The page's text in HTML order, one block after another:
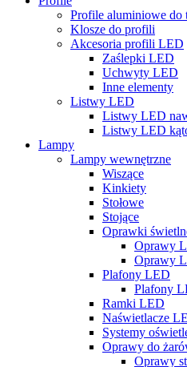
Profile aluminiowe do
Klosze do profili
Akcesoria profili LED
Zaślepki LED
Uchwyty LED
Inne elementy
Listwy LED
Listwy LED
Listwy LED
Lampy
Lampy wewnętrzne
Wiszące
Kinkiety
Stołowe
Stojące
Oprawki
Oprawy
Oprawy
Plafony LED
Plafony
Ramki LED
Naświetlacze
Systemy
Oprawy do
Oprawy